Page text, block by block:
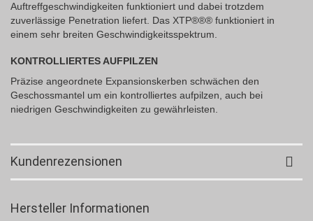
Auftreffgeschwindigkeiten funktioniert und dabei trotzdem
zuverlässige Penetration liefert. Das XTP®®® funktioniert in
einem sehr breiten Geschwindigkeitsspektrum.
KONTROLLIERTES AUFPILZEN
Präzise angeordnete Expansionskerben schwächen den
Geschossmantel um ein kontrolliertes aufpilzen, auch bei
niedrigen Geschwindigkeiten zu gewährleisten.
Kundenrezensionen
Hersteller Informationen